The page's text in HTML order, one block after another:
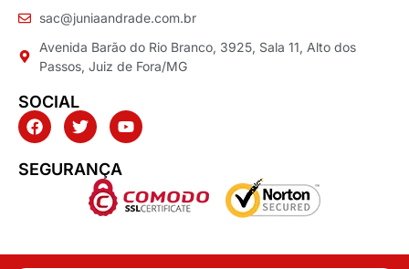
sac@juniaandrade.com.br
Avenida Barão do Rio Branco, 3925, Sala 11, Alto dos
Passos, Juiz de Fora/MG
SOCIAL
SEGURANÇA